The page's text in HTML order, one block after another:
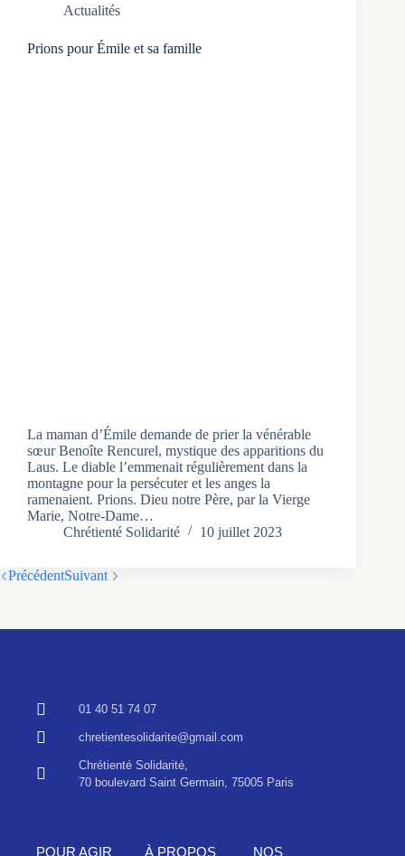
Actualités
Prions pour Émile et sa famille
La maman d’Émile demande de prier la vénérable
sœur Benoîte Rencurel, mystique des apparitions du
Laus. Le diable l’emmenait régulièrement dans la
montagne pour la persécuter et les anges la
ramenaient. Prions. Dieu notre Père, par la Vierge
Marie, Notre-Dame…
Chrétienté Solidarité
10 juillet 2023
PrécédentSuivant
01 40 51 74 07
chretientesolidarite@gmail.com
Chrétienté Solidarité,
70 boulevard Saint Germain, 75005 Paris
POUR AGIR À PROPOS NOS